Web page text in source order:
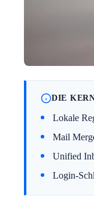
DIE
Lokale
Mail
Unified
Login-